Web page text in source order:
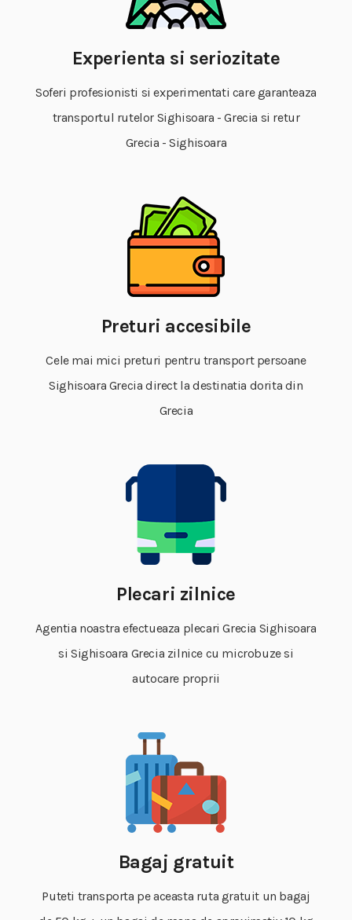
Experienta si seriozitate
Soferi profesionisti si experimentati care garanteaza
transportul rutelor Sighisoara - Grecia si retur
Grecia - Sighisoara
Preturi accesibile
Cele mai mici preturi pentru transport persoane
Sighisoara Grecia direct la destinatia dorita din
Grecia
Plecari zilnice
Agentia noastra efectueaza plecari Grecia Sighisoara
si Sighisoara Grecia zilnice cu microbuze si
autocare proprii
Bagaj gratuit
Puteti transporta pe aceasta ruta gratuit un bagaj